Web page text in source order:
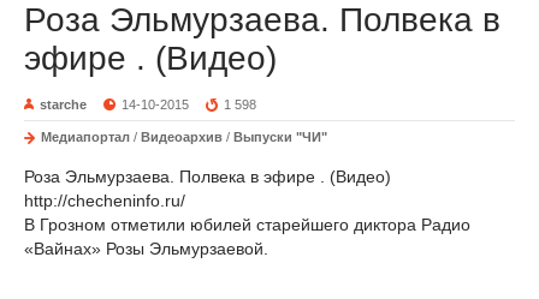
Роза Эльмурзаева. Полвека в
эфире . (Видео)
starche 14-10-2015 1 598
Медиапортал / Видеоархив / Выпуски "ЧИ"
Роза Эльмурзаева. Полвека в эфире . (Видео)
http://checheninfo.ru/
В Грозном отметили юбилей старейшего диктора Радио
«Вайнах» Розы Эльмурзаевой.